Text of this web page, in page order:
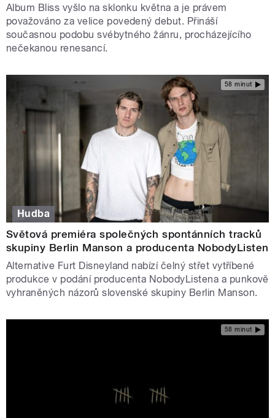
Album Bliss vyšlo na sklonku května a je právem
považováno za velice povedený debut. Přináší
současnou podobu svébytného žánru, procházejícího
nečekanou renesancí.
58 minut
Hudba
Světová premiéra společných spontánních tracků
skupiny Berlin Manson a producenta NobodyListen
Alternative Furt Disneyland nabízí čelný střet vytříbené
produkce v podání producenta NobodyListena a punkově
vyhraněných názorů slovenské skupiny Berlin Manson.
58 minut